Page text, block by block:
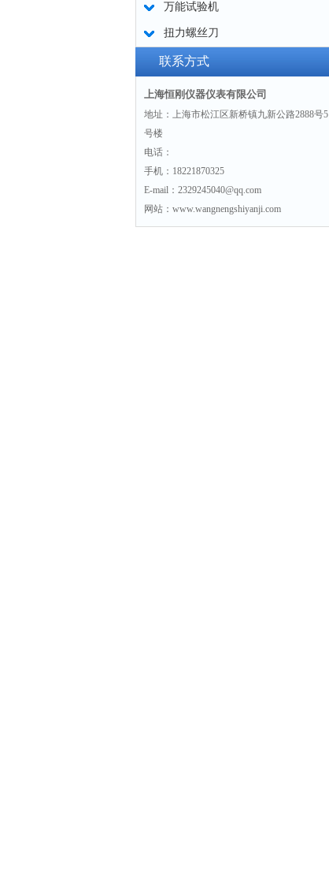
万能试验机
扭力螺丝刀
联系方式
上海恒刚仪器仪表有限公司
地址：上海市松江区新桥镇九新公路2888号5
号楼
电话：
手机：18221870325
E-mail：2329245040@qq.com
网站：www.wangnengshiyanji.com